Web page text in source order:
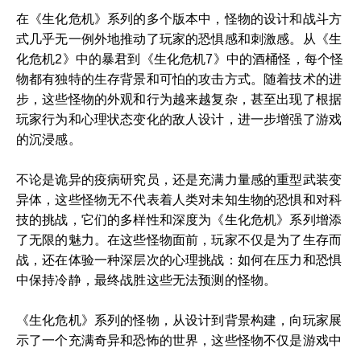
在《生化危机》系列的多个版本中，怪物的设计和战斗方
式几乎无一例外地推动了玩家的恐惧感和刺激感。从《生
化危机2》中的暴君到《生化危机7》中的酒桶怪，每个怪
物都有独特的生存背景和可怕的攻击方式。随着技术的进
步，这些怪物的外观和行为越来越复杂，甚至出现了根据
玩家行为和心理状态变化的敌人设计，进一步增强了游戏
的沉浸感。
不论是诡异的疫病研究员，还是充满力量感的重型武装变
异体，这些怪物无不代表着人类对未知生物的恐惧和对科
技的挑战，它们的多样性和深度为《生化危机》系列增添
了无限的魅力。在这些怪物面前，玩家不仅是为了生存而
战，还在体验一种深层次的心理挑战：如何在压力和恐惧
中保持冷静，最终战胜这些无法预测的怪物。
《生化危机》系列的怪物，从设计到背景构建，向玩家展
示了一个充满奇异和恐怖的世界，这些怪物不仅是游戏中